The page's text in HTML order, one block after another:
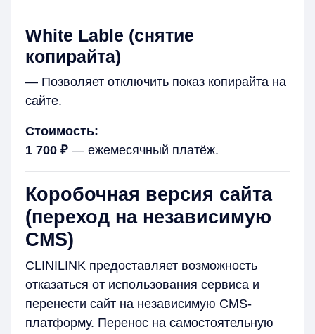
White Lable (снятие
копирайта)
— Позволяет отключить показ копирайта на
сайте.
Стоимость:
1 700 ₽ — ежемесячный платёж.
Коробочная версия сайта
(переход на независимую
CMS)
CLINILINK предоставляет возможность
отказаться от использования сервиса и
перенести сайт на независимую CMS-
платформу. Перенос на самостоятельную